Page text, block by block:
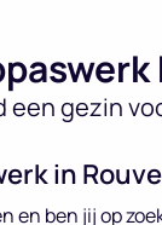
een gezin
in
en ben jij op